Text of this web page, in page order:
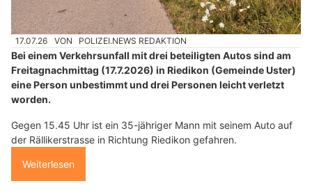
17.07.26 VON POLIZEI.NEWS REDAKTION
Bei einem Verkehrsunfall mit drei beteiligten Autos sind am
Freitagnachmittag (17.7.2026) in Riedikon (Gemeinde Uster)
eine Person unbestimmt und drei Personen leicht verletzt
worden.
Gegen 15.45 Uhr ist ein 35-jähriger Mann mit seinem Auto auf
der Rällikerstrasse in Richtung Riedikon gefahren.
Weiterlesen